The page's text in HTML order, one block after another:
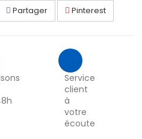
Partager Pinterest
Service
client
à
votre
écoute